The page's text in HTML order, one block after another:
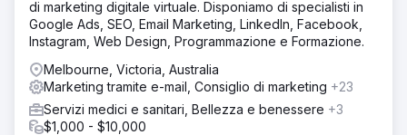
di marketing digitale virtuale. Disponiamo di specialisti in
Google Ads, SEO, Email Marketing, LinkedIn, Facebook,
Instagram, Web Design, Programmazione e Formazione.
Melbourne, Victoria, Australia
Marketing tramite e-mail, Consiglio di marketing +23
Servizi medici e sanitari, Bellezza e benessere +3
$1,000 - $10,000